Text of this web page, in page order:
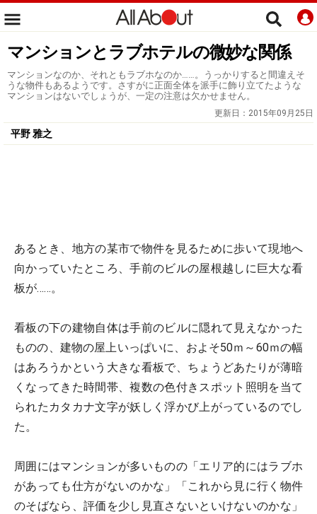
マンションとラブホテルの微妙な関係
マンションなのか、それともラブホなのか……。うっかりすると間違えそ
うな物件もあるようです。さすがに正面全体を派手に飾り立てたような
マンションはないでしょうが、一定の注意は欠かせません。
更新日： 2015年09月25日
平野 雅之
あるとき、地方の某市で物件を見るために歩いて現地へ
向かっていたところ、手前のビルの屋根越しに巨大な看
板が……。
看板の下の建物自体は手前のビルに隠れて見えなかった
ものの、建物の屋上いっぱいに、およそ50ｍ～60ｍの幅
はあろうかという大きな看板で、ちょうどあたりが薄暗
くなってきた時間帯、複数の色付きスポット照明を当て
られたカタカナ文字が妖しく浮かび上がっているのでし
た。
周囲にはマンションが多いものの「エリア的にはラブホ
があっても仕方がないのかな」「これから見に行く物件
のそばなら、評価を少し見直さないといけないのかな」